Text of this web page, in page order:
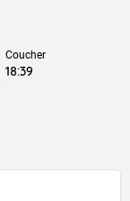
Coucher
18:39